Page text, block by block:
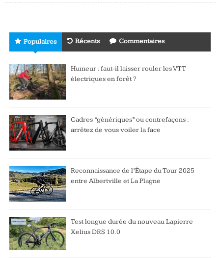
Populaires Récents Commentaires
Humeur : faut-il laisser rouler les VTT
électriques en forêt ?
Cadres “génériques” ou contrefaçons :
arrêtez de vous voiler la face
Reconnaissance de l’Étape du Tour 2025
entre Albertville et La Plagne
Test longue durée du nouveau Lapierre
Xelius DRS 10.0